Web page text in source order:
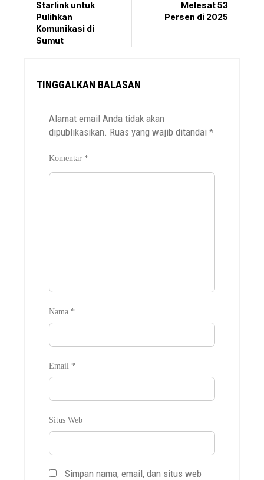
Starlink untuk
Pulihkan
Komunikasi di
Sumut
Melesat 53
Persen di 2025
TINGGALKAN BALASAN
Alamat email Anda tidak akan
dipublikasikan. Ruas yang wajib ditandai*
Komentar *
Nama *
Email *
Situs Web
Simpan nama, email, dan situs web